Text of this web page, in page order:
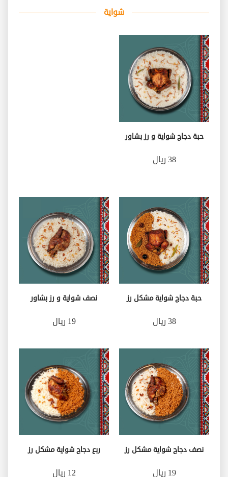
شواية
حبة دجاج شواية و رز بشاور
38 ريال
حبة دجاج شواية مشكل رز
38 ريال
نصف شواية و رز بشاور
19 ريال
نصف دجاج شواية مشكل رز
19 ريال
ربع دجاج شواية مشكل رز
12 ريال